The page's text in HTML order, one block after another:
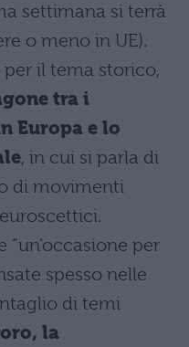
settimana si terrà
o meno in UE).
per il tema storico,
tra i
Europa e lo
, in cui si parla di
di movimenti
per
spesso nelle
di temi
la